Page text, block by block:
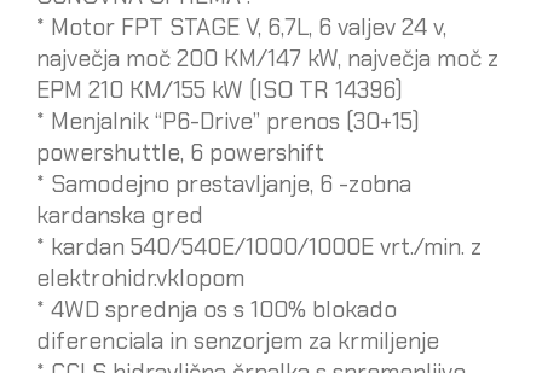
* Motor FPT STAGE V, 6,7L, 6 valjev 24 v,
največja moč 200 KM/147 kW, največja moč z
EPM 210 KM/155 kW (ISO TR 14396)
* Menjalnik “P6-Drive” prenos (30+15)
powershuttle, 6 powershift
* Samodejno prestavljanje, 6 -zobna
kardanska gred
* kardan 540/540E/1000/1000E vrt./min. z
elektrohidr.vklopom
* 4WD sprednja os s 100% blokado
diferenciala in senzorjem za krmiljenje